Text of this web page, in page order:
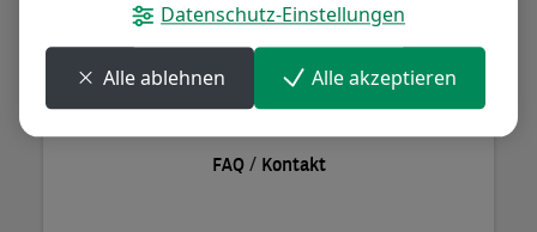
Passwort vergessen?
Anmelden
FAQ/ Kontakt
Datenschutz-Einstellungen
Alle ablehnen Alle akzeptieren